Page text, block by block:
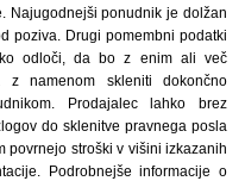
Najugodnejši ponudnik je dolžan
poziva. Drugi pomembni podatki
odloči, da bo z enim ali več
z namenom skleniti dokončno
Prodajalec lahko brez
do sklenitve pravnega posla
povrnejo stroški v višini izkazanih
Podrobnejše informacije o